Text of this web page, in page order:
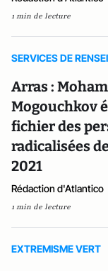
1 min de lecture
SERVICES DE
Arras :
Mogouchkov
fichier des
radicalisées
2021
Rédaction d'Atlantico
1 min de lecture
EXTREMISME VERT